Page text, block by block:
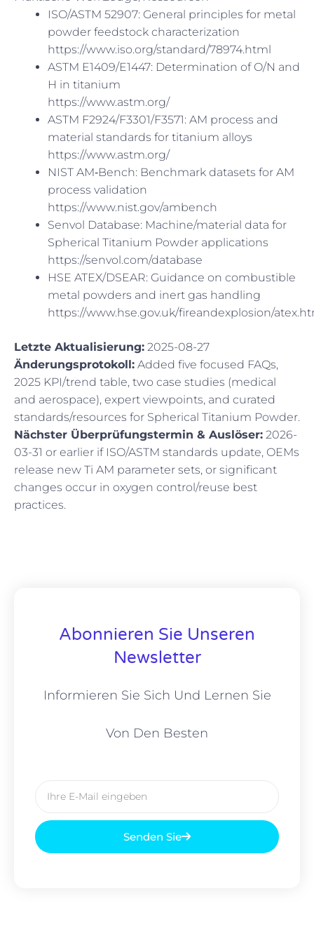
ISO/ASTM 52907: General principles for metal
powder feedstock characterization
https://www.iso.org/standard/78974.html
ASTM E1409/E1447: Determination of O/N and
H in titanium
https://www.astm.org/
ASTM F2924/F3301/F3571: AM process and
material standards for titanium alloys
https://www.astm.org/
NIST AM‑Bench: Benchmark datasets for AM
process validation
https://www.nist.gov/ambench
Senvol Database: Machine/material data for
Spherical Titanium Powder applications
https://senvol.com/database
HSE ATEX/DSEAR: Guidance on combustible
metal powders and inert gas handling
https://www.hse.gov.uk/fireandexplosion/
Letzte Aktualisierung: 2025-08-27
Änderungsprotokoll: Added five focused FAQs,
2025 KPI/trend table, two case studies (medical
and aerospace), expert viewpoints, and curated
standards/resources for Spherical Titanium Powder.
Nächster Überprüfungstermin & Auslöser: 2026-
03-31 or earlier if ISO/ASTM standards update, OEMs
release new Ti AM parameter sets, or significant
changes occur in oxygen control/reuse best
practices.
Abonnieren Sie Unseren
Newsletter
Informieren Sie Sich Und Lernen Sie
Von Den Besten
Senden Sie